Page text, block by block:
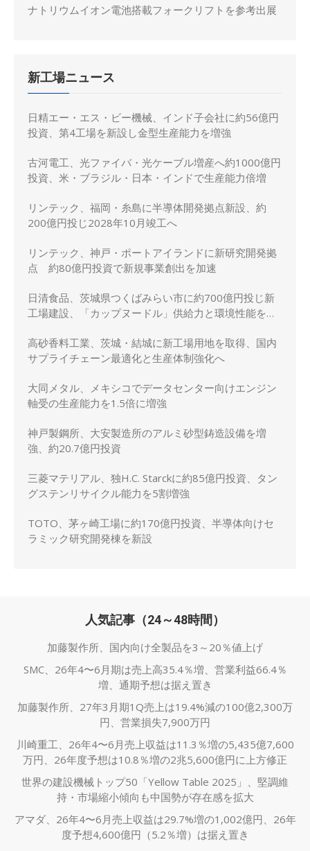
ナトリウムイオン電池搭載フォークリフトを参考出展
新工場ニュース
日精エー・エス・ビー機械、インド子会社に約56億円
投資、第4工場を新設し金型生産能力を増強
古河電工、光ファイバ・光ケーブル増産へ約1000億円
投資、米・ブラジル・日本・インドで生産能力倍増
リンテック、福岡・糸島に半導体開発拠点新設、約
200億円投じ2028年10月竣工へ
リンテック、神戸・ポートアイランドに新研究開発拠
点 約80億円投資で新規事業創出を加速
日清食品、茨城県つくばみらい市に約700億円投じ新
工場建設、「カップヌードル」供給力と環境性能を強
高砂香料工業、茨城・結城に新工場用地を取得、国内
サプライチェーン最適化と生産体制強化へ
大同メタル、メキシコでデータセンター向けエンジン
軸受の生産能力を1.5倍に増強
神戸製鋼所、大安製造所のアルミ砂型鋳造設備を増
強、約20.7億円投資
三菱マテリアル、独H.C. Starckに約85億円投資、タン
グステンリサイクル能力を5割増強
TOTO、茅ヶ崎工場に約170億円投資、半導体向けセ
ラミック研究開発棟を新設
人気記事（24～48時間）
加藤製作所、国内向け全製品を3～20％値上げ
SMC、26年4〜6月期は売上高35.4％増、営業利益66.4％
増、通期予想は据え置き
加藤製作所、27年3月期1Q売上は19.4%減の100億2,300万
円、営業損失7,900万円
川崎重工、26年4〜6月売上収益は11.3％増の5,435億7,600
万円、26年度予想は10.8％増の2兆5,600億円に上方修正
世界の建設機械トップ50「Yellow Table 2025」、堅調維
持・市場縮小傾向も中国勢が存在感を拡大
アマダ、26年4〜6月売上収益は29.7%増の1,002億円、26年
度予想4,600億円（5.2％増）は据え置き